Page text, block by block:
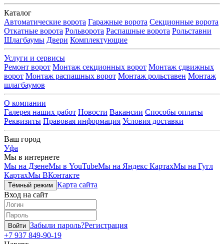
Каталог
Автоматические ворота Гаражные ворота Секционные ворота
Откатные ворота Рольворота Распашные ворота Рольставни
Шлагбаумы Двери Комплектующие
Услуги и сервисы
Ремонт ворот Монтаж секционных ворот Монтаж сдвижных
ворот Монтаж распашных ворот Монтаж рольставен Монтаж
шлагбаумов
О компании
Галерея наших работ Новости Вакансии Способы оплаты
Реквизиты Правовая информация Условия доставки
Ваш город
Уфа
Мы в интернете
Мы на ДзенеМы в YouTubeМы на Яндекс КартахМы на Гугл
КартахМы ВКонтакте
Тёмный режим Карта сайта
Вход на сайт
Войти Забыли пароль?Регистрация
+7 937 849-90-19